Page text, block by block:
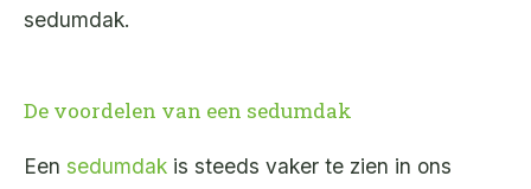
sedumdak.
De voordelen van een sedumdak
Een sedumdak is steeds vaker te zien in ons